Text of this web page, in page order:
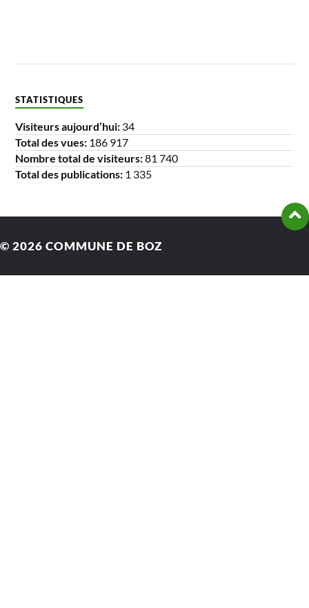
STATISTIQUES
Visiteurs aujourd’hui: 34
Total des vues: 186 917
Nombre total de visiteurs:81 740
Total des publications: 1 335
© 2026 COMMUNE DE BOZ